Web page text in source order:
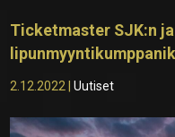
Ticketmaster SJK:n
2.12.2022 |Uutiset